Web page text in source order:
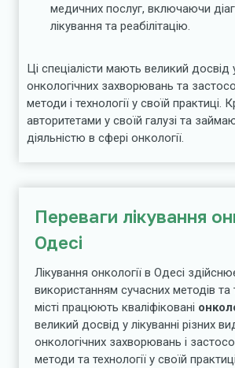
медичних послуг, включаючи
лікування та реабілітацію.
Ці спеціалісти мають великий досвід
онкологічних захворювань та
методи і технології у своїй практиці.
авторитетами у своїй галузі та
діяльністю в сфері онкології.
Переваги лікування
Одесі
Лікування онкології в Одесі
використанням сучасних методів та
місті працюють кваліфіковані
великий досвід у лікуванні різних
онкологічних захворювань і
методи та технології у своїй